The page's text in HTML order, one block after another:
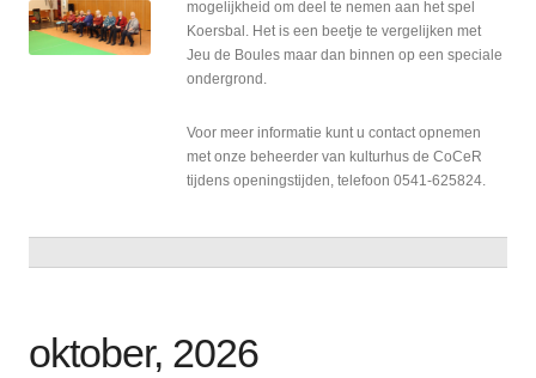
mogelijkheid om deel te nemen aan het spel
Koersbal. Het is een beetje te vergelijken met
Jeu de Boules maar dan binnen op een speciale
ondergrond.
Voor meer informatie kunt u contact opnemen
met onze beheerder van kulturhus de CoCeR
tijdens openingstijden, telefoon 0541-625824.
oktober, 2026